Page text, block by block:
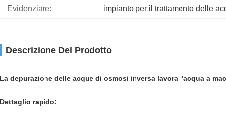
Evidenziare: impianto per il trattamento delle
Descrizione Del Prodotto
La depurazione delle acque di osmosi inversa lavora l'acqua a
Dettaglio rapido: